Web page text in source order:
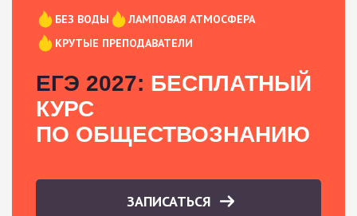
БЕЗ ВОДЫ
ЛАМПОВАЯ АТМОСФЕРА
КРУТЫЕ ПРЕПОДАВАТЕЛИ
ЕГЭ 2027: БЕСПЛАТНЫЙ
КУРС
ПО ОБЩЕСТВОЗНАНИЮ
ЗАПИСАТЬСЯ